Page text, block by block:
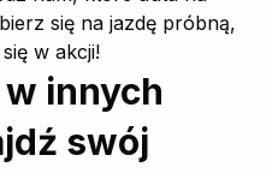
się na jazdę próbną,
w akcji!
innych
swój